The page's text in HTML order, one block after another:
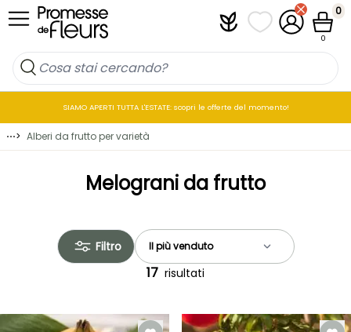
Salta al contenuto PlantfitI miei elenchi di
Il mio
0
0
SIAMO APERTI TUTTA L'ESTATE: scopri le offerte del momento!
⋯> Alberi da frutto per varietà
Melograni da frutto
Filtro
17 risultati